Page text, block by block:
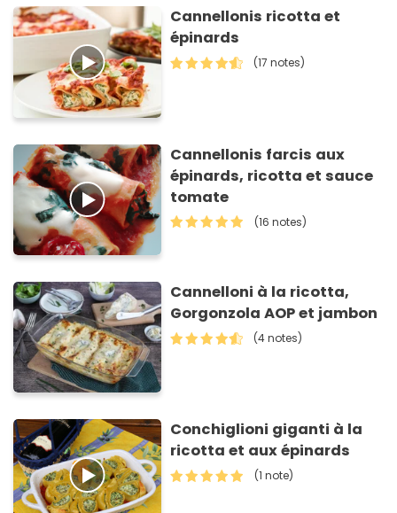
Cannellonis ricotta et
épinards
(17 notes)
Cannellonis farcis aux
épinards, ricotta et sauce
tomate
(16 notes)
Cannelloni à la ricotta,
Gorgonzola AOP et jambon
(4 notes)
Conchiglioni giganti à la
ricotta et aux épinards
(1 note)